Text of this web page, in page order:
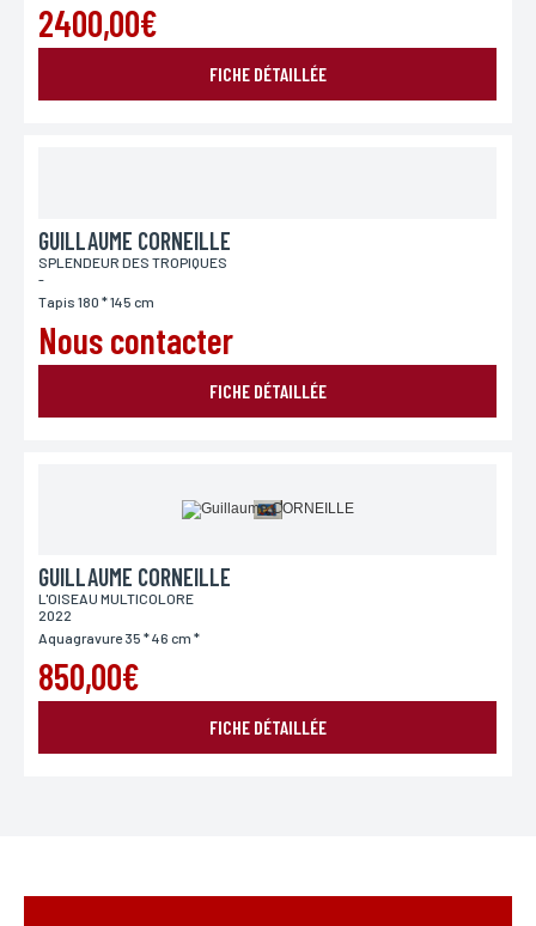
2400,00€
FICHE DÉTAILLÉE
GUILLAUME CORNEILLE
SPLENDEUR DES TROPIQUES
-
Tapis 180 * 145 cm
Nous contacter
FICHE DÉTAILLÉE
GUILLAUME CORNEILLE
L'OISEAU MULTICOLORE
2022
Aquagravure 35 * 46 cm *
850,00€
FICHE DÉTAILLÉE